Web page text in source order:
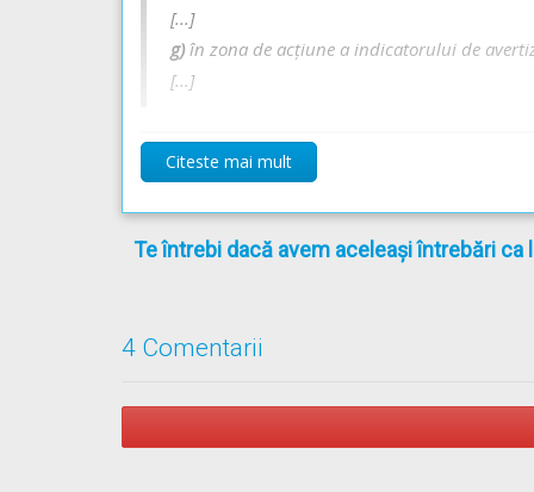
[...]
g)în zona de acţiune a indicatorului de
[...]
** Regulament =REGULAMENT de aplicare a
Citeste mai mult
Te întrebi dacă avem aceleași întrebări ca
4 Comentarii